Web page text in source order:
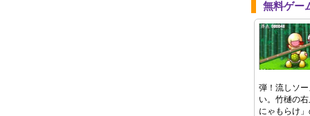
無料ゲー
弾！流しソ
い。竹樋の
にゃもらけ